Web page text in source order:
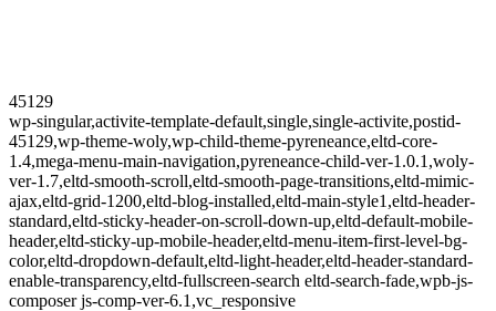
45129
wp-singular,activite-template-default,single,single-activite,postid-
45129,wp-theme-woly,wp-child-theme-pyreneance,eltd-core-
1.4,mega-menu-main-navigation,pyreneance-child-ver-1.0.1,woly-
ver-1.7,eltd-smooth-scroll,eltd-smooth-page-transitions,eltd-mimic-
ajax,eltd-grid-1200,eltd-blog-installed,eltd-main-style1,eltd-header-
standard,eltd-sticky-header-on-scroll-down-up,eltd-default-mobile-
header,eltd-sticky-up-mobile-header,eltd-menu-item-first-level-bg-
color,eltd-dropdown-default,eltd-light-header,eltd-header-standard-
enable-transparency,eltd-fullscreen-search eltd-search-fade,wpb-js-
composer js-comp-ver-6.1,vc_responsive